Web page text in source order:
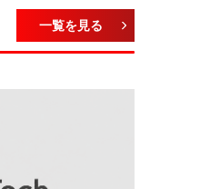
一覧を見る